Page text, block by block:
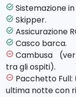
sabato, dopo un
nelle cabine,
Marsala. La prima
Favignana, isola
vicende di storia
magnifici luoghi
Museo delle
giorni a
task_alt Sistemazione
task_alt Skipper.
task_alt Assicurazione
task_alt Casco barca.
remove_circle_outline Cambusa
tra gli ospiti).
remove_circle_outline Pacchetto
ultima notte con